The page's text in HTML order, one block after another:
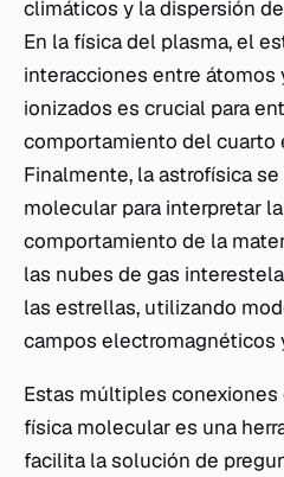
climáticos y la dispersión
En la física del plasma, el
interacciones entre
ionizados es crucial para
comportamiento del cuarto
Finalmente, la astrofísica
molecular para interpretar
comportamiento de la
las nubes de gas
las estrellas, utilizando
campos electromagnéticos
Estas múltiples
física molecular es una
facilita la solución de